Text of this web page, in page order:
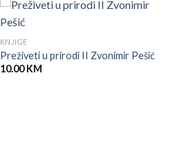
KNJIGE
Preživeti u prirodi II Zvonimir Pešić
10.00KM